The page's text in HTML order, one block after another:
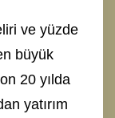
ve yüzde
büyük
20 yılda
yatırım